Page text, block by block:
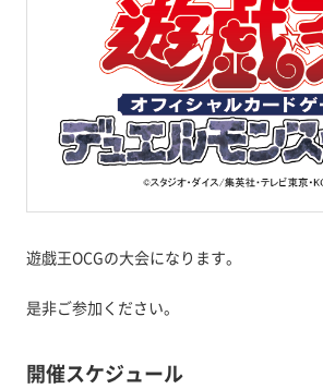
遊戯王OCGの大会になります。
是非ご参加ください。
開催スケジュール